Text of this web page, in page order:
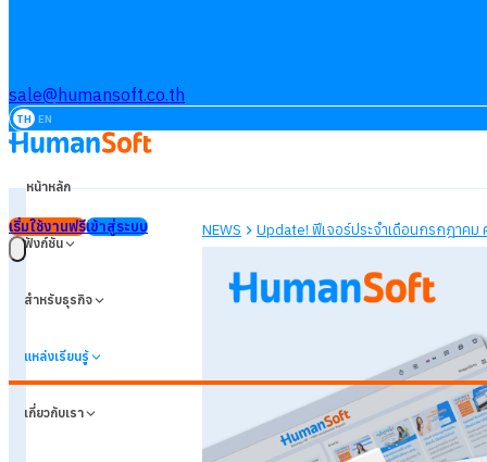
sale@humansoft.co.th
TH EN
หน้าหลัก
ฟังก์ชัน
สำหรับธุรกิจ
แหล่งเรียนรู้
เกี่ยวกับเรา
เริ่มใช้งานฟรีเข้าสู่ระบบ